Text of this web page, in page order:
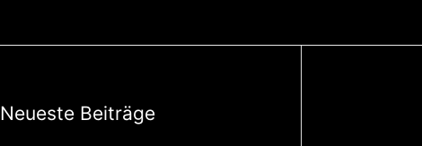
Neueste Beiträge